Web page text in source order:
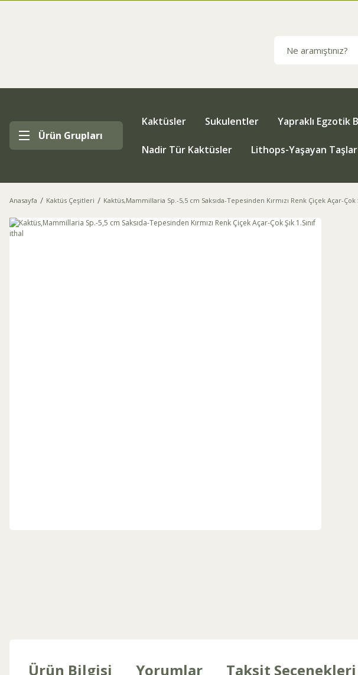
Ürün Grupları
Kaktüsler Sukulentler Yapraklı Egzotik
Nadir Tür Kaktüsler Lithops-Yaşayan Taşlar
Anasayfa Kaktüs Çeşitleri Kaktüs,Mammillaria Sp.-5,5 cm Saksıda-Tepesinden Kırmızı Renk Çiçek Açar-Çok
Ürün Bilgisi Yorumlar Taksit Seçenekleri